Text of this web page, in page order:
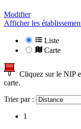
Modifier
Afficher les
Liste
Carte
Cliquez sur le NIP
carte.
Trier par :
1